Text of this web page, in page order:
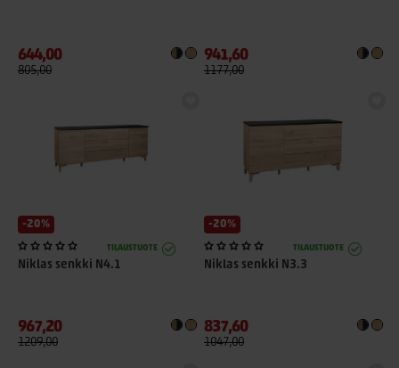
644,00
805,00
941,60
1177,00
-20%
TILAUSTUOTE
Niklas senkki N4.1
967,20
1209,00
-20%
TILAUSTUOTE
Niklas senkki N3.3
837,60
1047,00